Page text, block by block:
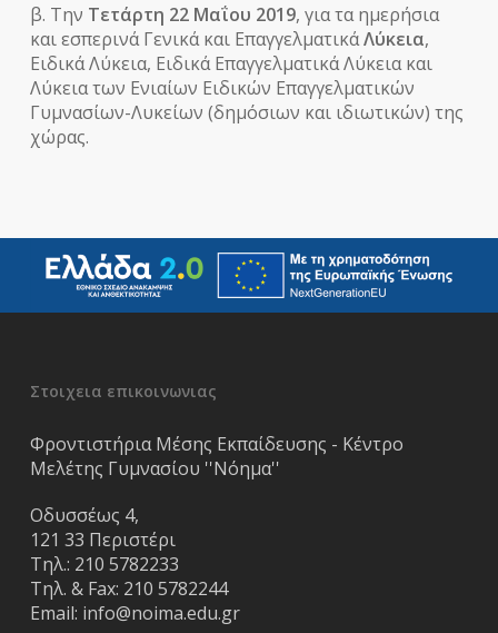
β. Την Τετάρτη 22 Μαΐου 2019, για τα ημερήσια
και εσπερινά Γενικά και ΕπαγγελματικάΛύκεια,
Ειδικά Λύκεια, Ειδικά Επαγγελματικά Λύκεια και
Λύκεια των Ενιαίων Ειδικών Επαγγελματικών
Γυμνασίων-Λυκείων (δημόσιων και ιδιωτικών) της
χώρας.
Στοιχεια επικοινωνιας
Φροντιστήρια Μέσης Εκπαίδευσης - Κέντρο
Μελέτης Γυμνασίου ''Νόημα''
Οδυσσέως 4,
121 33 Περιστέρι
Τηλ.: 210 5782233
Τηλ. & Fax: 210 5782244
Email: info@noima.edu.gr